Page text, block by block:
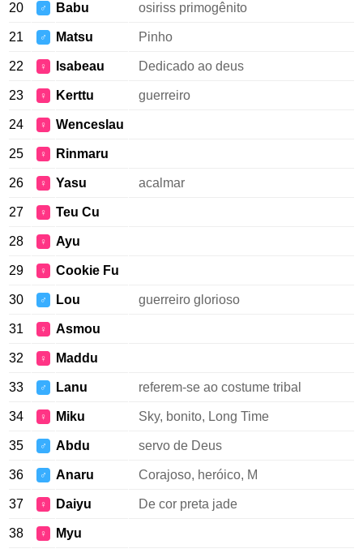
20 ♂ Babu osiriss primogênito
21 ♂ Matsu Pinho
22 ♀ Isabeau Dedicado ao deus
23 ♀ Kerttu guerreiro
24 ♀ Wenceslau
25 ♀ Rinmaru
26 ♀ Yasu acalmar
27 ♀ Teu Cu
28 ♀ Ayu
29 ♀ Cookie Fu
30 ♂ Lou guerreiro glorioso
31 ♀ Asmou
32 ♀ Maddu
33 ♂ Lanu referem-se ao costume tribal
34 ♀ Miku Sky, bonito, Long Time
35 ♂ Abdu servo de Deus
36 ♂ Anaru Corajoso, heróico, M
37 ♀ Daiyu De cor preta jade
38 ♀ Myu